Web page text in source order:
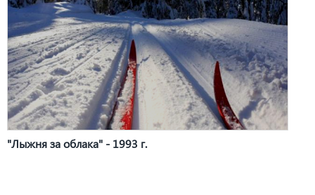
"Лыжня за облака" - 1993 г.